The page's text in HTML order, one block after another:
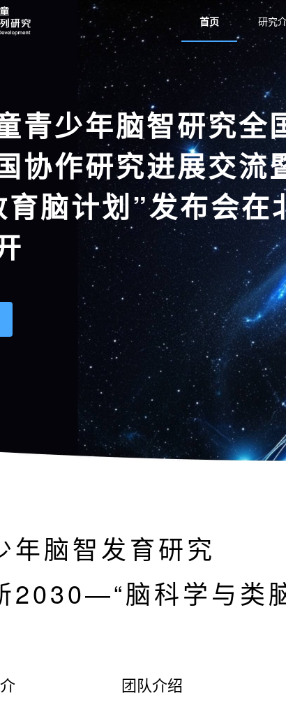
首页 研究
青少年脑智研究全
协作研究进展交流
育脑计划”发布会在
年脑智发育研究
2030—“脑科学与类
团队介绍